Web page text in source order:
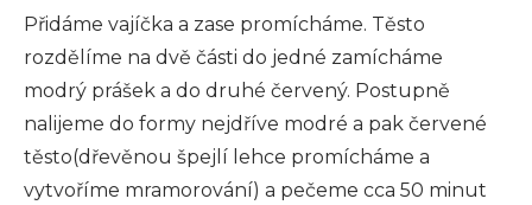
Přidáme vajíčka a zase promícháme. Těsto
rozdělíme na dvě části do jedné zamícháme
modrý prášek a do druhé červený. Postupně
nalijeme do formy nejdříve modré a pak červené
těsto(dřevěnou špejlí lehce promícháme a
vytvoříme mramorování) a pečeme cca 50 minut